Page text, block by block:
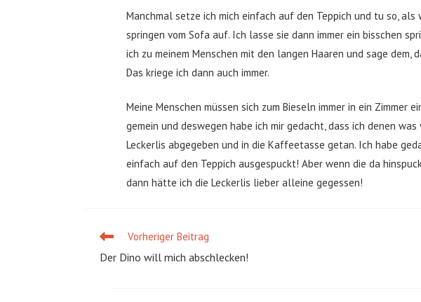
Manchmal setze ich mich einfach auf den Teppich und tu so, als
springen vom Sofa auf. Ich lasse sie dann immer ein bisschen
ich zu meinem Menschen mit den langen Haaren und sage
Das kriege ich dann auch immer.
Meine Menschen müssen sich zum Bieseln immer in ein Zimmer
gemein und deswegen habe ich mir gedacht, dass ich denen
Leckerlis abgegeben und in die Kaffeetasse getan. Ich habe
einfach auf den Teppich ausgespuckt! Aber wenn die da
dann hätte ich die Leckerlis lieber alleine gegessen!
Weitere
ansehen
Vorheriger Beitrag
Der Dino will mich abschlecken!